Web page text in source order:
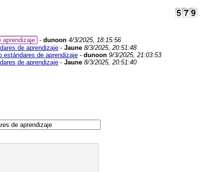
aprendizaje - dunoon 4/3/2025, 18:15:56
de aprendizaje - Jaune 8/3/2025, 20:51:48
estándares de aprendizaje - dunoon 9/3/2025, 21:03:53
de aprendizaje - Jaune 8/3/2025, 20:51:40